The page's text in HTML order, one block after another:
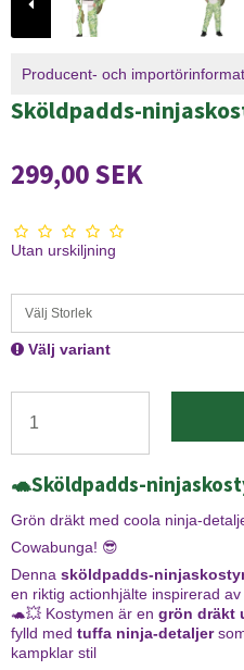
Producent- och
Sköldpadds-
299,00 SEK
Utan urskiljning
Välj Storlek
Välj variant
🐢Sköldpadds-
Grön dräkt med coola ninja-
Cowabunga! 😎
Denna sköldpadds-
en riktig actionhjälte inspirerad av
🐢💥 Kostymen är en grön dräkt
fylld med tuffa ninja-detaljer
kampklar stil